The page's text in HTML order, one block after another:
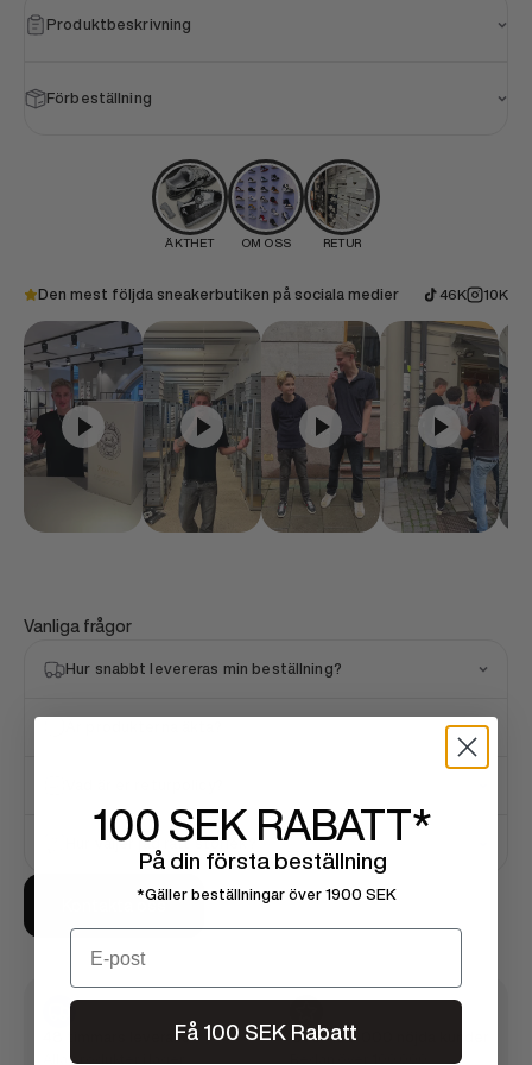
Produktbeskrivning
Förbeställning
ÄKTHET OM OSS RETUR
Den mest följda sneakerbutiken på sociala medier 46K 10K
48 timmars leverans
Alla produkter i lager
Över 100 000 nöjda kunder
Vanliga frågor
Hur snabbt levereras min beställning?
Hur väljer jag rätt storlek?
Kontakta oss
100 SEK RABATT*
På din första beställning
*Gäller beställningar över 1900 SEK
Email
Få 100 SEK Rabatt